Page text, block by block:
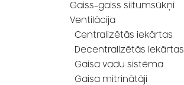
Gaiss-gaiss siltumsūkņi
Ventilācija
Centralizētās iekārtas
Decentralizētās iekārtas
Gaisa vadu sistēma
Gaisa mitrinātāji